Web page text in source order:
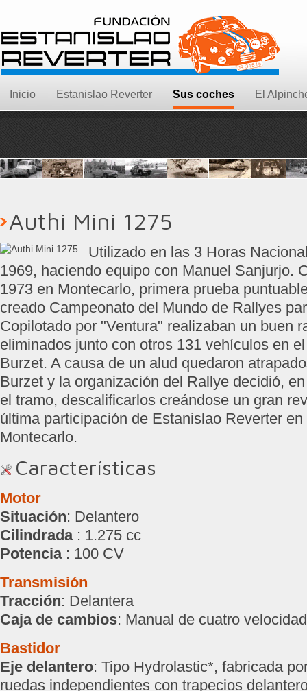
Inicio Estanislao Reverter Sus coches El
Authi Mini 1275
Utilizado en las 3 Horas
1969, haciendo equipo con Manuel Sanjurjo.
1973 en Montecarlo, primera prueba
creado Campeonato del Mundo de Rallyes
Copilotado por "Ventura" realizaban un buen
eliminados junto con otros 131 vehículos en
Burzet. A causa de un alud quedaron
Burzet y la organización del Rallye decidió,
el tramo, descalificarlos creándose un gran
última participación de Estanislao Reverter
Montecarlo.
Características
Motor
Situación: Delantero
Cilindrada: 1.275 cc
Potencia: 100 CV
Transmisión
Tracción: Delantera
Caja de cambios: Manual de cuatro
Bastidor
Eje delantero: Tipo Hydrolastic*, fabricada
ruedas independientes con trapecios